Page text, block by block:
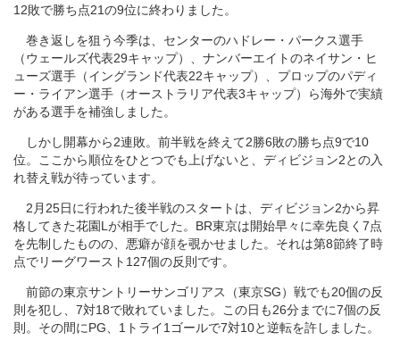
12敗で勝ち点21の9位に終わりました。
巻き返しを狙う今季は、センターのハドレー・パークス選手
（ウェールズ代表29キャップ）、ナンバーエイトのネイサン・ヒ
ューズ選手（イングランド代表22キャップ）、プロップのパディ
ー・ライアン選手（オーストラリア代表3キャップ）ら海外で実績
がある選手を補強しました。
しかし開幕から2連敗。前半戦を終えて2勝6敗の勝ち点9で10
位。ここから順位をひとつでも上げないと、ディビジョン2との入
れ替え戦が待っています。
2月25日に行われた後半戦のスタートは、ディビジョン2から昇
格してきた花園Lが相手でした。BR東京は開始早々に幸先良く7点
を先制したものの、悪癖が顔を覗かせました。それは第8節終了時
点でリーグワースト127個の反則です。
前節の東京サントリーサンゴリアス（東京SG）戦でも20個の反
則を犯し、7対18で敗れていました。この日も26分までに7個の反
則。その間にPG、1トライ1ゴールで7対10と逆転を許しました。